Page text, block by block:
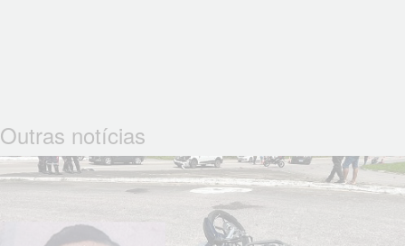
Outras notícias